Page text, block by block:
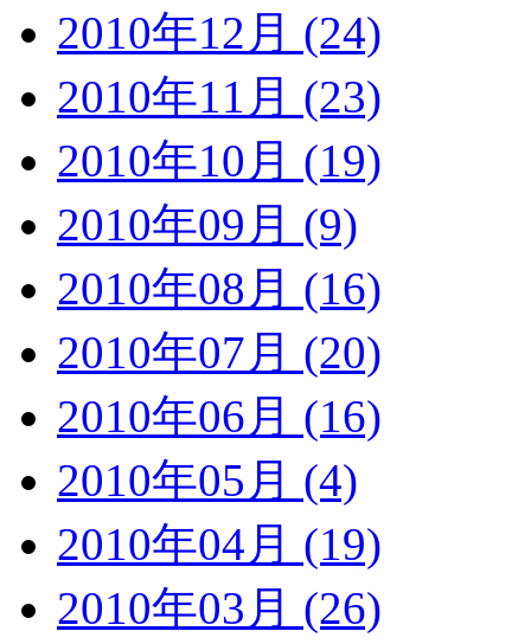
2010年12月 (24)
2010年11月 (23)
2010年10月 (19)
2010年09月 (9)
2010年08月 (16)
2010年07月 (20)
2010年06月 (16)
2010年05月 (4)
2010年04月 (19)
2010年03月 (26)